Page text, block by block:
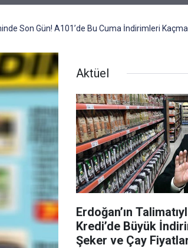
Son Gün! A101’de Bu Cuma İndirimleri
Aktüel
Erdoğan’ın
Kredi’de Büyük
Şeker ve Çay